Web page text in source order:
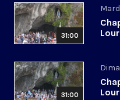
31:00
31:00